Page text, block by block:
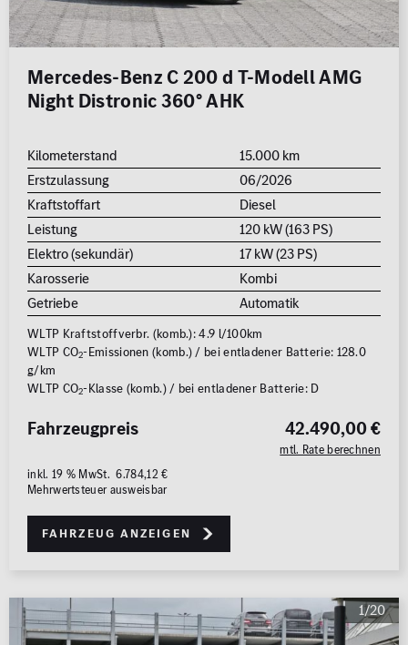
Mercedes-Benz C 200 d T-Modell AMG
Night Distronic 360° AHK
Kilometerstand
15.000 km
Erstzulassung
06/2026
Kraftstoffart
Diesel
Leistung
120 kW (163 PS)
Elektro (sekundär)
17 kW (23 PS)
Karosserie
Kombi
Getriebe
Automatik
WLTP Kraftstoffverbr. (komb.): 4.9 l/100km
WLTP CO2-Emissionen (komb.) / bei entladener Batterie: 128.0
g/km
WLTP CO2-Klasse (komb.) / bei entladener Batterie: D
42.490,00 €
mtl. Rate berechnen
Fahrzeugpreis
inkl. 19 % MwSt. 6.784,12 €
Mehrwertsteuer ausweisbar
Fahrzeug anzeigen
1/20